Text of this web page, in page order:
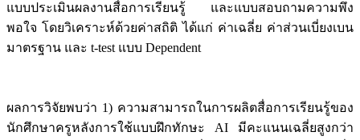
แบบประเมินผลงานสื่อการเรียนรู้ และแบบสอบถามความพึง
พอใจ โดยวิเคราะห์ด้วยค่าสถิติ ได้แก่ ค่าเฉลี่ย ค่าส่วนเบี่ยงเบน
มาตรฐาน และ t-test แบบ Dependent
ผลการวิจัยพบว่า 1) ความสามารถในการผลิตสื่อการเรียนรู้ของ
นักศึกษาครูหลังการใช้แบบฝึกทักษะ AI มีคะแนนเฉลี่ยสูงกว่า